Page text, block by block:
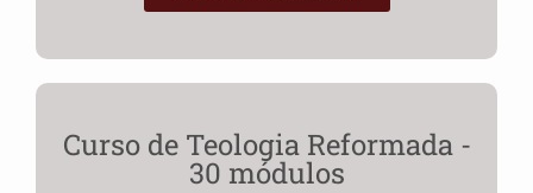
Curso de Teologia Reformada -
30 módulos